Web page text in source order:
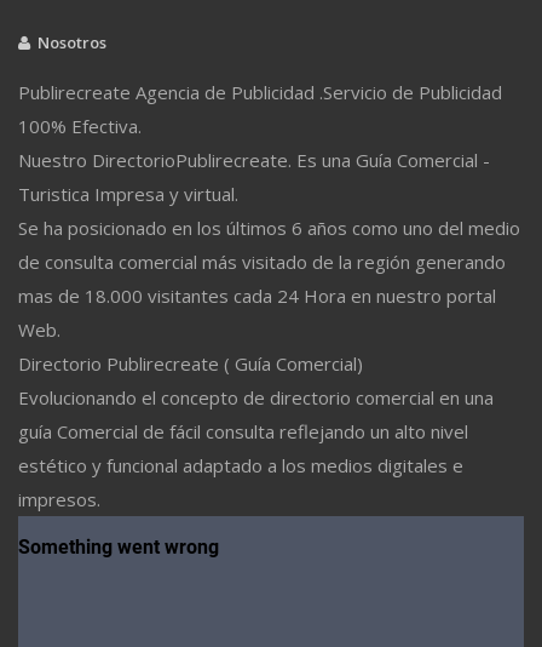
Nosotros
Publirecreate Agencia de Publicidad .Servicio de Publicidad
100% Efectiva.
Nuestro DirectorioPublirecreate. Es una Guía Comercial -
Turistica Impresa y virtual.
Se ha posicionado en los últimos 6 años como uno del medio
de consulta comercial más visitado de la región generando
mas de 18.000 visitantes cada 24 Hora en nuestro portal
Web.
Directorio Publirecreate ( Guía Comercial)
Evolucionando el concepto de directorio comercial en una
guía Comercial de fácil consulta reflejando un alto nivel
estético y funcional adaptado a los medios digitales e
impresos.